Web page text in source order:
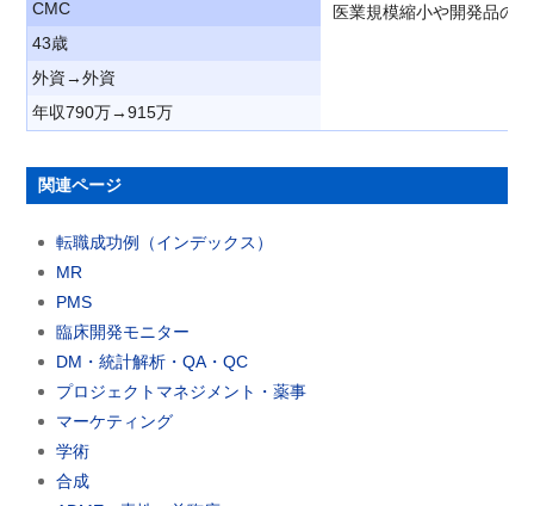
CMC
医業規模縮小や開発品の
43歳
外資→外資
年収790万→915万
関連ページ
転職成功例（インデックス）
MR
PMS
臨床開発モニター
DM・統計解析・QA・QC
プロジェクトマネジメント・薬事
マーケティング
学術
合成